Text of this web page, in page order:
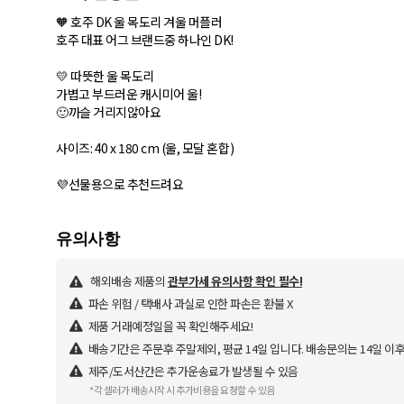
🧡 호주 DK 울 목도리 겨울 머플러
호주 대표 어그 브랜드중 하나인 DK!
💛 따뜻한 울 목도리
가볍고 부드러운 캐시미어 울!
🙂까슬 거리지않아요
사이즈: 40 x 180 cm (울, 모달 혼합)
💜선물용으로 추천드려요
유의사항
해외배송 제품의 관부가세 유의사항 확인 필수!
파손 위험 / 택배사 과실로 인한 파손은 환불 X
제품 거래예정일을 꼭 확인해주세요!
배송기간은 주문후 주말제외, 평균 14일 입니다. 배송문의는 14일 이
제주/도서산간은 추가운송료가 발생될 수 있음
*각 셀러가 배송시작 시 추가비용을 요청할 수 있음